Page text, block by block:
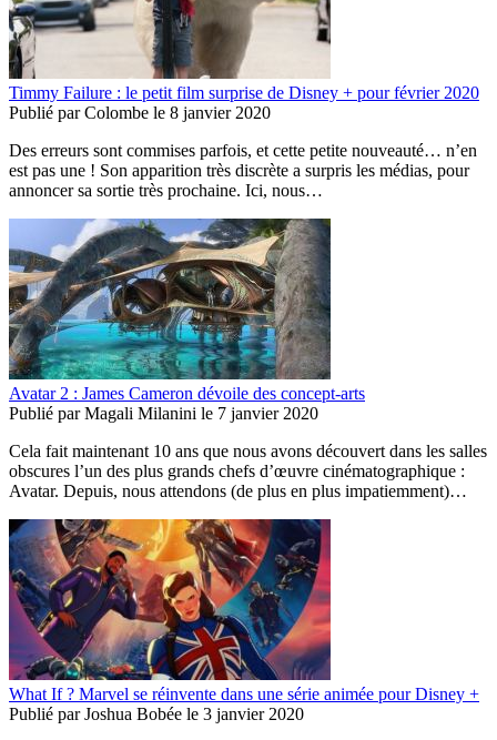
Timmy Failure : le petit film surprise de Disney + pour février 2020
Publié parColombe le 8 janvier 2020
Des erreurs sont commises parfois, et cette petite nouveauté… n’en
est pas une ! Son apparition très discrète a surpris les médias, pour
annoncer sa sortie très prochaine. Ici, nous…
Avatar 2 : James Cameron dévoile des concept-arts
Publié parMagali Milanini le 7 janvier 2020
Cela fait maintenant 10 ans que nous avons découvert dans les salles
obscures l’un des plus grands chefs d’œuvre cinématographique :
Avatar. Depuis, nous attendons (de plus en plus impatiemment)…
What If ? Marvel se réinvente dans une série animée pour Disney +
Publié parJoshua Bobée le 3 janvier 2020